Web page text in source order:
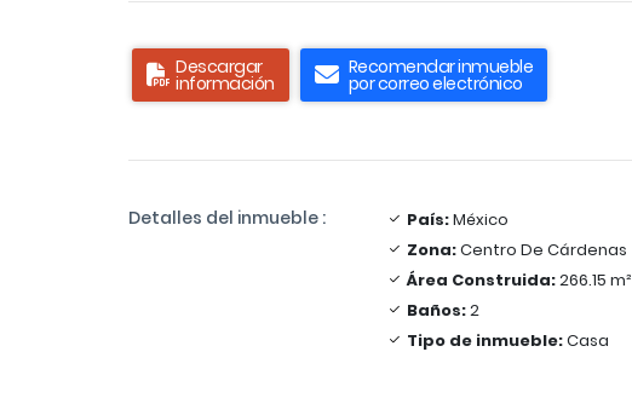
Descargar
información
Recomendar inmueble
por correo electrónico
Detalles del inmueble : País:México
Zona:Centro De Cárdenas
Área Construida:266.15 m²
Baños:2
Tipo de inmueble:Casa